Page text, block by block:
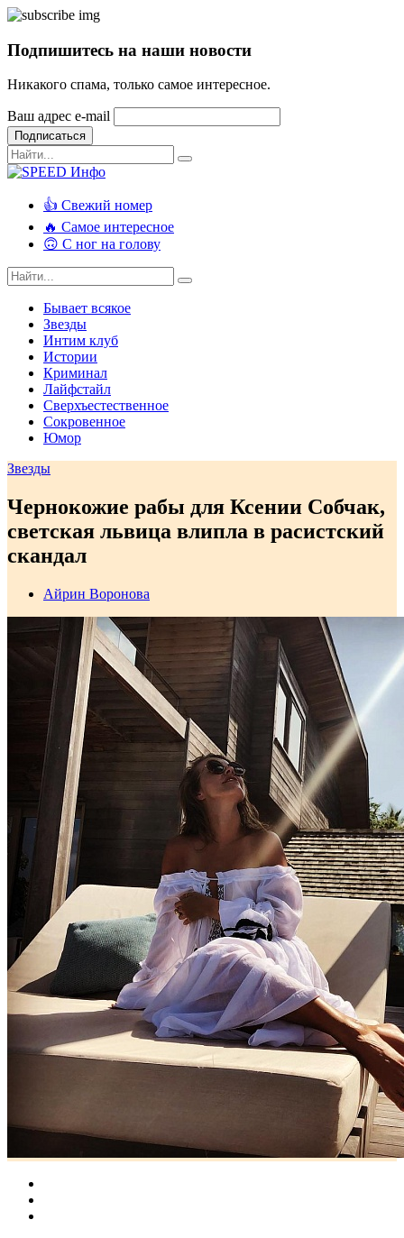
Подпишитесь на наши новости
Никакого спама, только самое интересное.
Ваш адрес e-mail
Подписаться
👍 Свежий номер
🔥 Самое интересное
🙃 С ног на голову
Бывает всякое
Звезды
Интим клуб
Истории
Криминал
Лайфстайл
Сверхъестественное
Сокровенное
Юмор
Звезды
Чернокожие рабы для Ксении Собчак,
светская львица влипла в расистский
скандал
Айрин Воронова